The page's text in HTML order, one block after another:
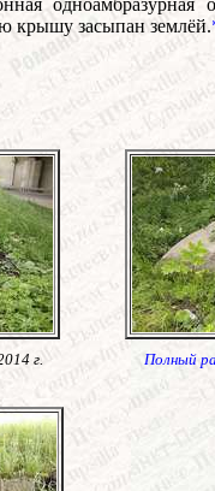
крышу засыпан землёй.
г. Полный